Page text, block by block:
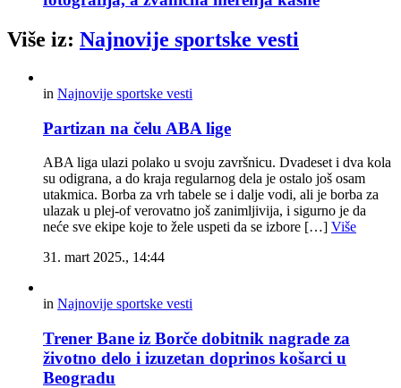
Više iz: Najnovije sportske vesti
in Najnovije sportske vesti
Partizan na čelu ABA lige
ABA liga ulazi polako u svoju završnicu. Dvadeset i dva kola
su odigrana, a do kraja regularnog dela je ostalo još osam
utakmica. Borba za vrh tabele se i dalje vodi, ali je borba za
ulazak u plej-of verovatno još zanimljivija, i sigurno je da
neće sve ekipe koje to žele uspeti da se izbore […] Više
31. mart 2025., 14:44
in Najnovije sportske vesti
Trener Bane iz Borče dobitnik nagrade za
životno delo i izuzetan doprinos košarci u
Beogradu